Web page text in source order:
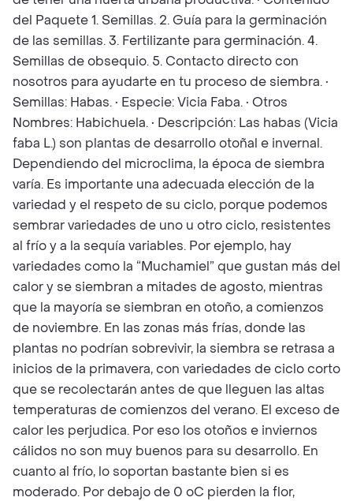
del Paquete 1. Semillas. 2. Guía para la germinación
de las semillas. 3. Fertilizante para germinación. 4.
Semillas de obsequio. 5. Contacto directo con
nosotros para ayudarte en tu proceso de siembra. •
Semillas: Habas. • Especie: Vicia Faba. • Otros
Nombres: Habichuela. • Descripción: Las habas (Vicia
faba L.) son plantas de desarrollo otoñal e invernal.
Dependiendo del microclima, la época de siembra
varía. Es importante una adecuada elección de la
variedad y el respeto de su ciclo, porque podemos
sembrar variedades de uno u otro ciclo, resistentes
al frío y a la sequía variables. Por ejemplo, hay
variedades como la “Muchamiel” que gustan más del
calor y se siembran a mitades de agosto, mientras
que la mayoría se siembran en otoño, a comienzos
de noviembre. En las zonas más frías, donde las
plantas no podrían sobrevivir, la siembra se retrasa a
inicios de la primavera, con variedades de ciclo corto
que se recolectarán antes de que lleguen las altas
temperaturas de comienzos del verano. El exceso de
calor les perjudica. Por eso los otoños e inviernos
cálidos no son muy buenos para su desarrollo. En
cuanto al frío, lo soportan bastante bien si es
moderado. Por debajo de 0 oC pierden la flor,